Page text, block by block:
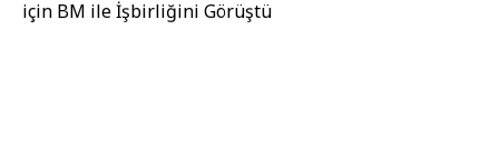
için BM ile İşbirliğini Görüştü